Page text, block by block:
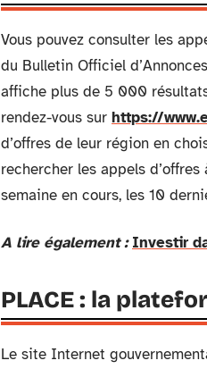
Vous pouvez consulter les
du Bulletin Officiel
affiche plus de 5 000
rendez-vous sur https://
d’offres de leur région en
rechercher les appels
semaine en cours, les 10
A lire également : Investir
PLACE : la
Le site Internet